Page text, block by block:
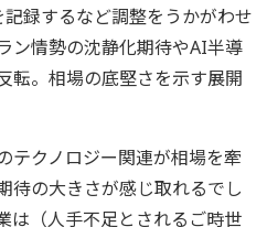
録するなど調整をうかがわせ
ン情勢の沈静化期待やAI半導
転。相場の底堅さを示す展開
テクノロジー関連が相場を牽
待の大きさが感じ取れるでし
は（人手不足とされるご時世